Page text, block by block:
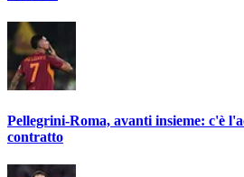
Pellegrini-Roma, avanti insieme: c'è
contratto